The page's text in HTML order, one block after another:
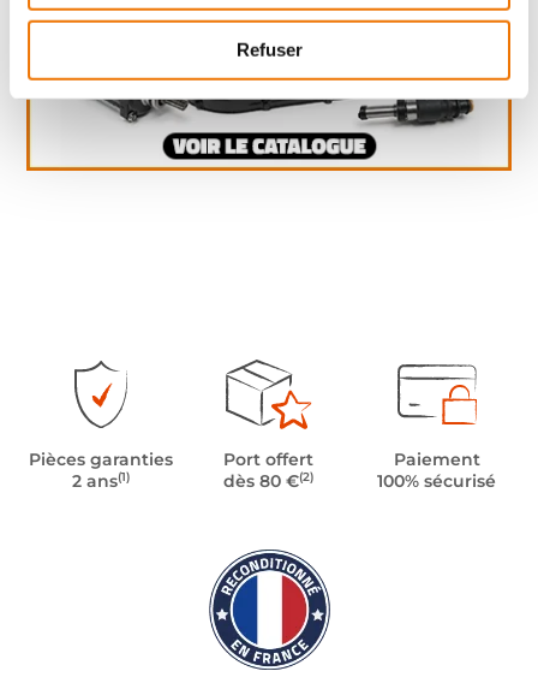
Refuser
Pièces garanties
2 ans(1)
Port offert
dès 80 €(2)
Paiement
100% sécurisé